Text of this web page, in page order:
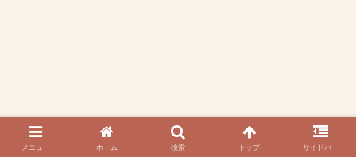
メニュー ホーム 検索 トップ サイドバー